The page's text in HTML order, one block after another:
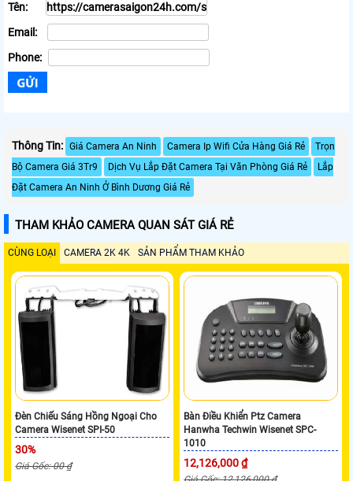
Tên:
Email:
Phone:
Thông Tin: Giá Camera An Ninh Camera Ip Wifi Cửa Hàng Giá Rẻ
Trọn
Bộ Camera Giá 3Tr9
Dịch Vụ Lắp Đặt Camera Tại Văn Phòng Giá Rẻ
Lắp
Đặt Camera An Ninh Ở Bình Dương Giá Rẻ
THAM KHẢO CAMERA QUAN SÁT GIÁ RẺ
CÙNG LOẠI CAMERA 2K 4K SẢN PHẨM THAM KHẢO
Đèn Chiếu Sáng Hồng Ngoại Cho
Camera Wisenet SPI-50
30%
Giá Gốc: 00 ₫
Bàn Điều Khiển Ptz Camera
Hanwha Techwin Wisenet SPC-
1010
12,126,000 ₫